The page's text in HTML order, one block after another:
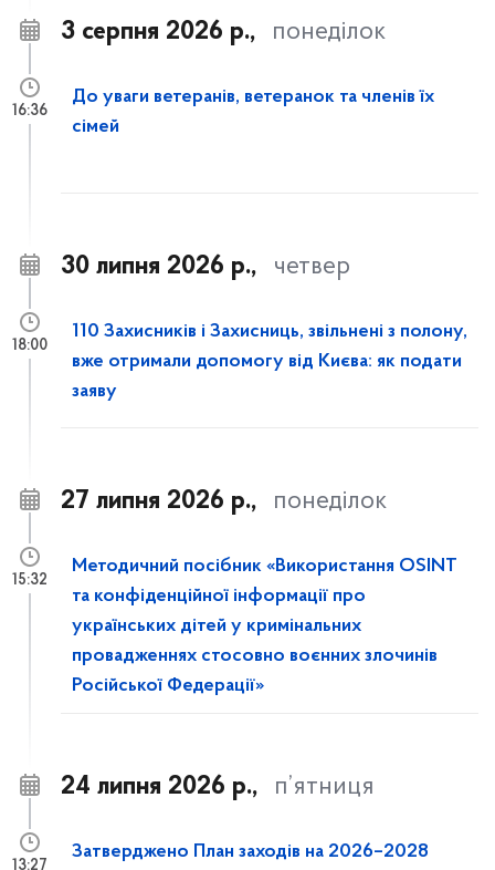
3 серпня 2026 р., понеділок
До уваги ветеранів, ветеранок та членів їх
сімей
16:36
30 липня 2026 р., четвер
110 Захисників і Захисниць, звільнені з полону,
вже отримали допомогу від Києва: як подати
заяву
18:00
27 липня 2026 р., понеділок
Методичний посібник «Використання OSINT
та конфіденційної інформації про
українських дітей у кримінальних
провадженнях стосовно воєнних злочинів
Російської Федерації»
15:32
24 липня 2026 р., п’ятниця
Затверджено План заходів на 2026–2028
13:27